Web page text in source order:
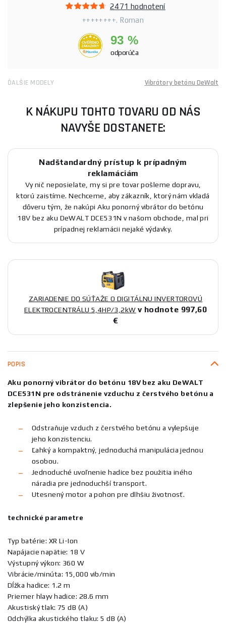
2471 hodnotení
++++++++. Roman
93 %
odporúča
ĎALŠIE MODELY Vibrátory betónu DeWalt
K NÁKUPU TOHTO TOVARU OD NÁS
NAVYŠE DOSTANETE:
Nadštandardný prístup k prípadným
reklamáciám
Vy nič neposielate, my si pre tovar pošleme dopravu,
ktorú zaistíme. Nechceme, aby zákazník, ktorý nám vkladá
dôveru tým, že nakúpi Aku ponorný vibrátor do betónu
18V bez aku DeWALT DCE531N v našom obchode, mal pri
prípadnej reklamácii nejaké výdavky.
ZARIADENIE DO SÚŤAŽE O DIGITÁLNU INVERTOROVÚ
ELEKTROCENTRÁLU 5,4HP/3,2kW v hodnote 997,60
€
POPIS
Aku ponorný vibrátor do betónu 18V bez aku DeWALT
DCE531N pre odstránenie vzduchu z čerstvého betónu a
zlepšenie jeho konzistencia.
Odstraňuje vzduch z čerstvého betónu a vylepšuje
jeho konzistenciu.
Ľahký a kompaktný, jednoduchá manipulácia jednou
osobou.
Jednoduché uvoľnenie hadice bez použitia iného
náradia pre jednoduchší transport.
Utesnený motor a pohon pre dlhšiu životnosť.
technické parametre
Typ batérie: XR Li-Ion
Napájacie napätie: 18 V
Výstupný výkon: 360 W
Vibrácie/minúta: 15,000 vib/min
Dĺžka hadice: 1.2 m
Priemer hlayv hadice: 28.6 mm
Akustiský tlak: 75 dB (A)
Odchýlka akustického tlaku: 5 dB (A)